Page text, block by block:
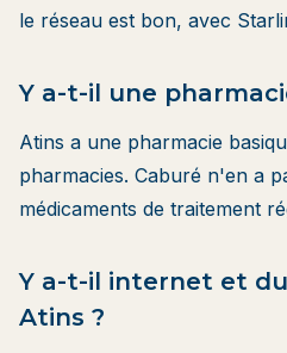
le réseau est bon, avec
Y a-t-il une
Atins a une pharmacie
pharmacies. Caburé n'en a
médicaments de traitement
Y a-t-il internet et
Atins ?